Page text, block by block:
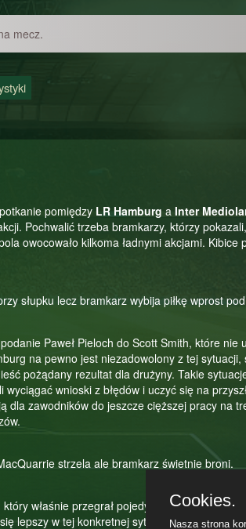
mecz.
pomiędzy LR Hamburg a Inter
Pochwalić trzeba bramkarzy, którzy
owocowało kilkoma ładnymi akcjami. Kibice
słupku lecz bramkarz wybija piłkę wprost
Paweł Pieloch do Scott Smith, które nie
na pewno jest niezadowolony z tej sytuacji,
pożądany rezultat dla drużyny. Takie
wnioski z błędów i uczyć się na
dla zawodników do jeszcze cięższej pracy na
strzela ale bramkarz świetnie broni.
właśnie przegrał pojedynek z Lucas Ogilvie.
lepszy w tej konkretnej sytuacji. To jednak
Cookies.
Nasza strona